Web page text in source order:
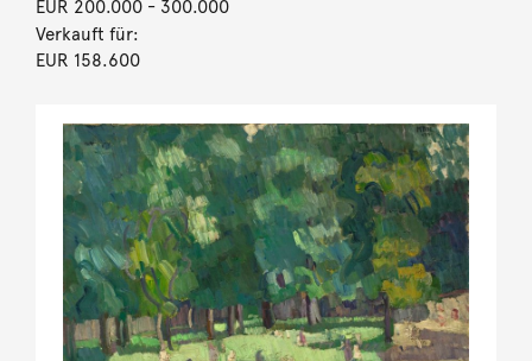
EUR 200.000- 300.000
Verkauft für:
EUR 158.600